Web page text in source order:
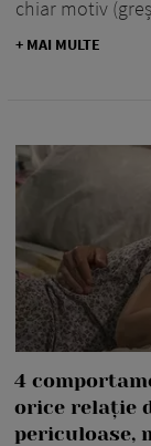
chiar motiv
+ MAI MULTE
4
orice relație
periculoase,